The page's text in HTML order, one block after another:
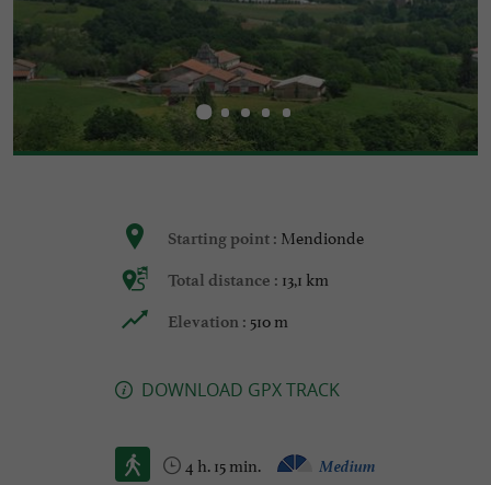
Starting point : Mendionde
Total distance : 13,1 km
Elevation : 510 m
DOWNLOAD GPX TRACK
4 h. 15 min. Medium